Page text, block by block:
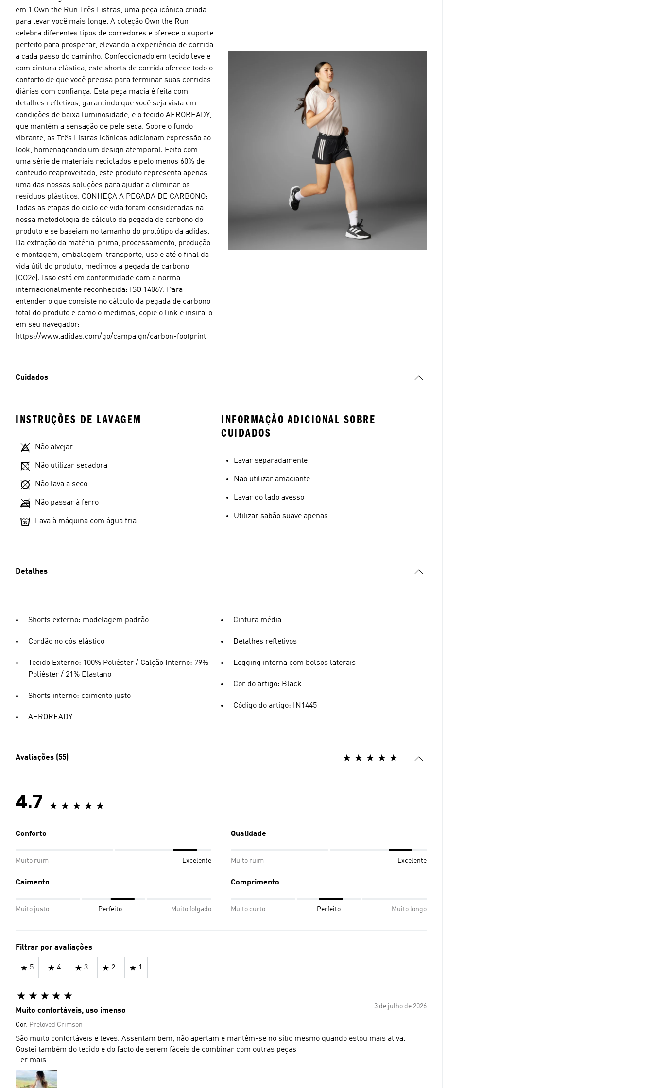
em 1 Own the Run Três Listras, uma peça icônica criada
para levar você mais longe. A coleção Own the Run
celebra diferentes tipos de corredores e oferece o suporte
perfeito para prosperar, elevando a experiência de corrida
a cada passo do caminho. Confeccionado em tecido leve e
com cintura elástica, este shorts de corrida oferece todo o
conforto de que você precisa para terminar suas corridas
diárias com confiança. Esta peça macia é feita com
detalhes refletivos, garantindo que você seja vista em
condições de baixa luminosidade, e o tecido AEROREADY,
que mantém a sensação de pele seca. Sobre o fundo
vibrante, as Três Listras icônicas adicionam expressão ao
look, homenageando um design atemporal. Feito com
uma série de materiais reciclados e pelo menos 60% de
conteúdo reaproveitado, este produto representa apenas
uma das nossas soluções para ajudar a eliminar os
resíduos plásticos. CONHEÇA A PEGADA DE CARBONO:
Todas as etapas do ciclo de vida foram consideradas na
nossa metodologia de cálculo da pegada de carbono do
produto e se baseiam no tamanho do protótipo da adidas.
Da extração da matéria-prima, processamento, produção
e montagem, embalagem, transporte, uso e até o final da
vida útil do produto, medimos a pegada de carbono
(CO2e). Isso está em conformidade com a norma
internacionalmente reconhecida: ISO 14067. Para
entender o que consiste no cálculo da pegada de carbono
total do produto e como o medimos, copie o link e insira-o
em seu navegador:
https://www.adidas.com/go/campaign/carbon-footprint
Cuidados
INSTRUÇÕES DE LAVAGEM
Não alvejar
Não utilizar secadora
Não lava a seco
Não passar à ferro
Lava à máquina com água fria
INFORMAÇÃO ADICIONAL SOBRE
CUIDADOS
Lavar separadamente
Não utilizar amaciante
Lavar do lado avesso
Utilizar sabão suave apenas
Detalhes
Shorts externo: modelagem padrão
Cordão no cós elástico
Tecido Externo: 100% Poliéster / Calção Interno: 79%
Poliéster / 21% Elastano
Shorts interno: caimento justo
AEROREADY
Cintura média
Detalhes refletivos
Legging interna com bolsos laterais
Cor do artigo: Black
Código do artigo: IN1445
Avaliações (55)
4.7
Conforto
Muito ruim Excelente
Qualidade
Muito ruim Excelente
Caimento
Muito justo Perfeito Muito folgado
Comprimento
Muito curto Perfeito Muito longo
Filtrar por avaliações
5 4 3 2 1
3 de julho de 2026
Muito confortáveis, uso imenso
Cor: Preloved Crimson
São muito confortáveis e leves. Assentam bem, não apertam e mantêm-se no sítio mesmo quando estou mais ativa.
Gostei também do tecido e do facto de serem fáceis de combinar com outras peças
Ler mais